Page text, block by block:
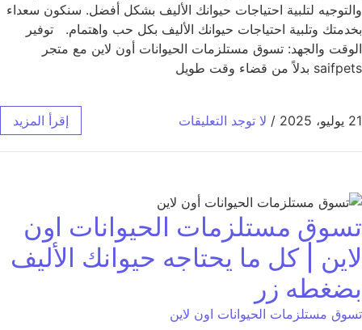
والتوجيه لتلبية احتياجات حيوانك الأليف بشكل أفضل. سنكون سعداء
بخدمتك وتلبية احتياجات حيوانك الأليف بكل حب واهتمام. توفير
الوقت والجهد: تسوق مستلزمات الحيوانات أون لاين مع متجر
saifpets بدلاً من قضاء وقت طويل
21 يوليو، 2025 / لا توجد التعليقات إقرأ المزيد
تسوق مستلزمات الحيوانات اون
لاين | كل ما يحتاجه حيوانك الأليف
بضغطه زر
تسوق مستلزمات الحيوانات اون لاين